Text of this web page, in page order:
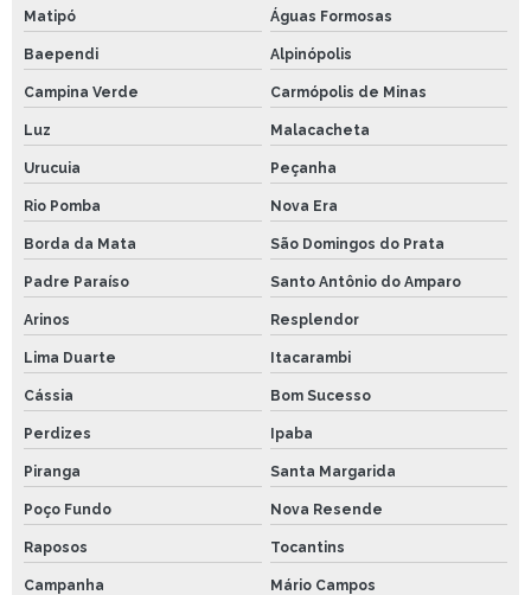
Matipó Águas Formosas
Baependi Alpinópolis
Campina Verde Carmópolis de Minas
Luz Malacacheta
Urucuia Peçanha
Rio Pomba Nova Era
Borda da Mata São Domingos do Prata
Padre Paraíso Santo Antônio do Amparo
Arinos Resplendor
Lima Duarte Itacarambi
Cássia Bom Sucesso
Perdizes Ipaba
Piranga Santa Margarida
Poço Fundo Nova Resende
Raposos Tocantins
Campanha Mário Campos